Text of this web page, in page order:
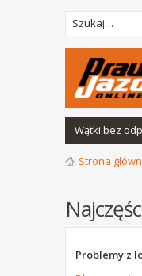
Wątki bez
Strona
Problemy z